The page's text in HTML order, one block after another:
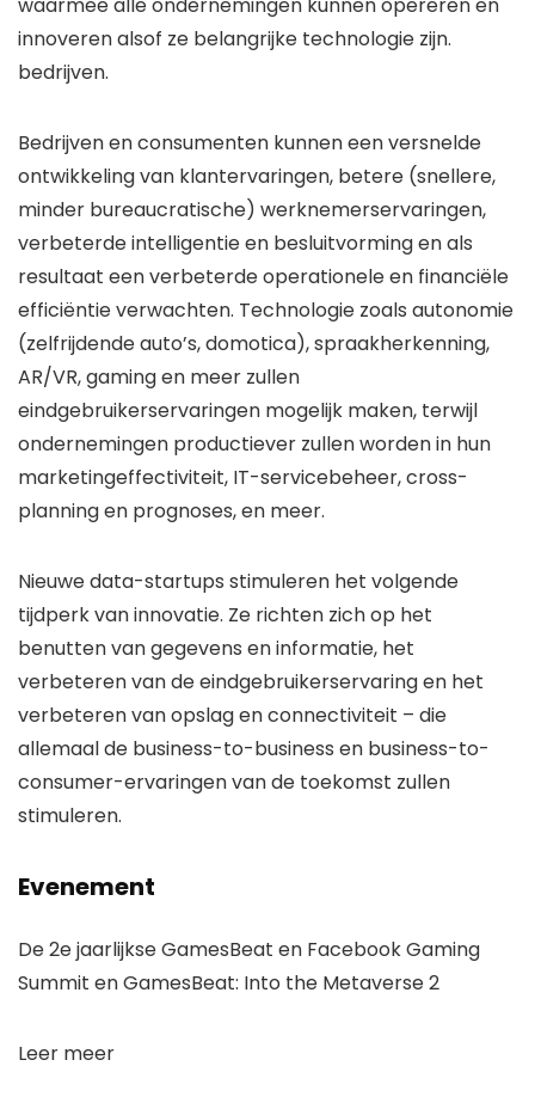
waarmee alle ondernemingen kunnen opereren en
innoveren alsof ze belangrijke technologie zijn.
bedrijven.
Bedrijven en consumenten kunnen een versnelde
ontwikkeling van klantervaringen, betere (snellere,
minder bureaucratische) werknemerservaringen,
verbeterde intelligentie en besluitvorming en als
resultaat een verbeterde operationele en financiële
efficiëntie verwachten. Technologie zoals autonomie
(zelfrijdende auto’s, domotica), spraakherkenning,
AR/VR, gaming en meer zullen
eindgebruikerservaringen mogelijk maken, terwijl
ondernemingen productiever zullen worden in hun
marketingeffectiviteit, IT-servicebeheer, cross-
planning en prognoses, en meer.
Nieuwe data-startups stimuleren het volgende
tijdperk van innovatie. Ze richten zich op het
benutten van gegevens en informatie, het
verbeteren van de eindgebruikerservaring en het
verbeteren van opslag en connectiviteit – die
allemaal de business-to-business en business-to-
consumer-ervaringen van de toekomst zullen
stimuleren.
Evenement
De 2e jaarlijkse GamesBeat en Facebook Gaming
Summit en GamesBeat: Into the Metaverse 2
Leer meer